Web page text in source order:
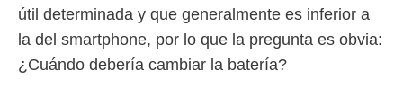
útil determinada y que generalmente es inferior a
la del smartphone, por lo que la pregunta es obvia:
¿Cuándo debería cambiar la batería?